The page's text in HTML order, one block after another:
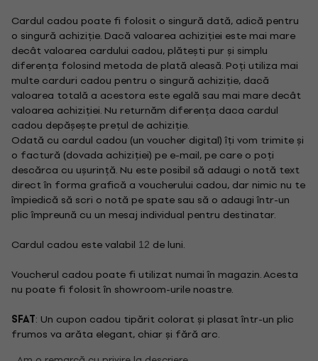
Cardul cadou poate fi folosit o singură dată, adică pentru
o singură achiziție. Dacă valoarea achiziției este mai mare
decât valoarea cardului cadou, plătești pur și simplu
diferența folosind metoda de plată aleasă. Poți utiliza mai
multe carduri cadou pentru o singură achiziție, dacă
valoarea totală a acestora este egală sau mai mare decât
valoarea achiziției. Nu returnăm diferența daca cardul
cadou depășește prețul de achiziție.
Odată cu cardul cadou (un voucher digital) îți vom trimite și
o factură (dovada achiziției) pe e-mail, pe care o poți
descărca cu ușurință. Nu este posibil să adaugi o notă text
direct în forma grafică a voucherului cadou, dar nimic nu te
împiedică să scri o notă pe spate sau să o adaugi într-un
plic împreună cu un mesaj individual pentru destinatar.
Cardul cadou este valabil 12 de luni.
Voucherul cadou poate fi utilizat numai în magazin. Acesta
nu poate fi folosit în showroom-urile noastre.
SFAT: Un cupon cadou tipărit colorat și plasat într-un plic
frumos va arăta elegant, chiar și fără arc.